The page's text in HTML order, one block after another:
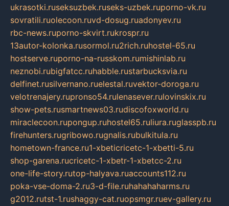
ukrasotki.ruseksuzbek.ruseks-uzbek.ruporno-vk.ru
sovratili.ruolecoon.ruvd-dosug.ruadonyev.ru
rbc-news.ruporno-skvirt.rukrospr.ru
13autor-kolonka.rusormol.ru2rich.ruhostel-65.ru
hostserve.ruporno-na-russkom.rumishinlab.ru
neznobi.rubigfatcc.ruhabble.rustarbucksvia.ru
delfinet.rusilvernano.ruelestal.ruvektor-doroga.ru
velotrenajery.rupronso54.rulenasever.rulovinskix.ru
show-pets.rusmartnews03.rudiscofoxworld.ru
miraclecoon.rupongup.ruhostel65.ruliura.ruglasspb.ru
firehunters.rugribowo.rugnalis.rubulkitula.ru
hometown-france.ru1-xbeticricetc-1-xbetti-5.ru
shop-garena.rucricetc-1-xbetr-1-xbetcc-2.ru
one-life-story.rutop-halyava.ruaccounts112.ru
poka-vse-doma-2.ru3-d-file.ruhahahaharms.ru
g2012.rutst-1.rushaggy-cat.ruopsmgr.ruev-gallery.ru